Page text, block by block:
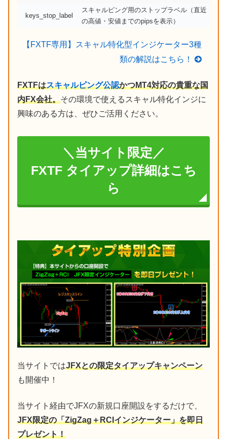
keys_stop_label
スキャルピング用のストップラベル（直近
の高値・安値までのpipsを表示）
【FXTF専用】スキャル特化型インジケーター3種
類の解説はこちら！
FXTFはスキャルピング公認かつMT4対応の貴重な国
内FX会社。その環境で使えるスキャル特化インジに
興味のある方は、ぜひご活用ください。
＼当サイト限定／
FXTF タイアップ詳細はこち
ら
当サイトではJFXとの限定タイアップキャンペーン
も開催中！
当サイト経由でJFXの新規口座開設をするだけで、
JFX限定の「ZigZag＋RCIインジケーター」を即日
プレゼント！